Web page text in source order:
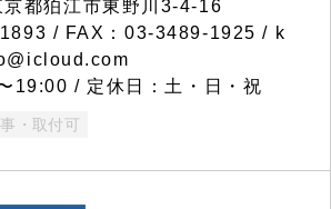
都狛江市東野川3-4-16
/ FAX：03-3489-1925 / k
19:00 / 定休日：土・日・祝
・取付可